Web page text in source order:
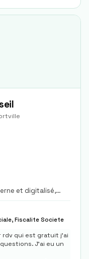
et digitalisé,
pour les
Fiscalite Societe
rdv qui est gratuit j'ai
J'ai eu un